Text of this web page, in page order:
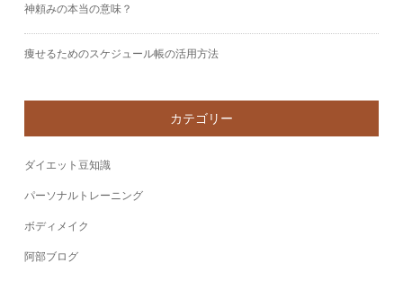
神頼みの本当の意味？
痩せるためのスケジュール帳の活用方法
カテゴリー
ダイエット豆知識
パーソナルトレーニング
ボディメイク
阿部ブログ